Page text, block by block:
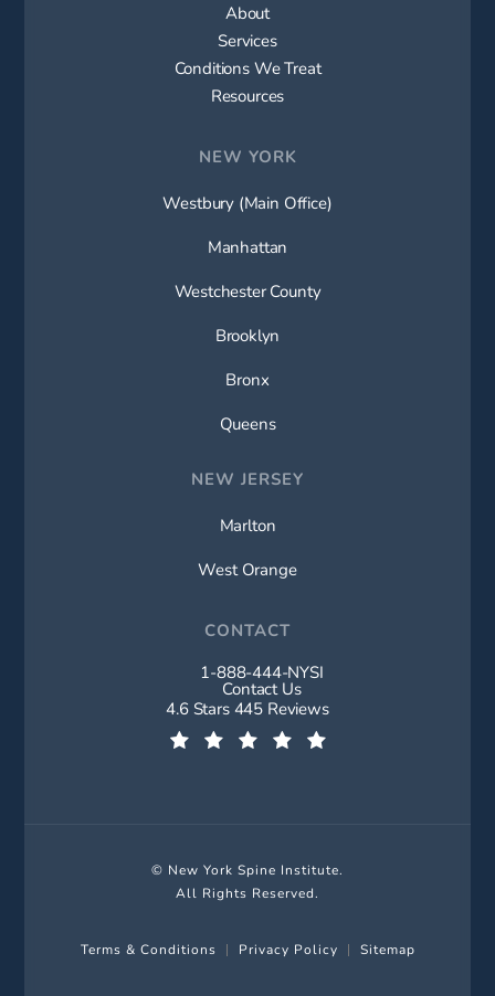
About
Services
Conditions We Treat
Resources
NEW YORK
Westbury (Main Office)
Manhattan
Westchester County
Brooklyn
Bronx
Queens
NEW JERSEY
Marlton
West Orange
CONTACT
Call New York Spine Institute on
1-888-444-NYSI
Contact Us
New York Spine Institute reviews:
4.6 Stars 445 Reviews
© New York Spine Institute.
All Rights Reserved.
Terms & Conditions Privacy Policy Sitemap